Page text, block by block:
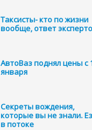
Таксисты- кто по жизни
вообще, ответ
АвтоВаз поднял цены с
января
Секреты вождения,
которые вы не знали.
в потоке